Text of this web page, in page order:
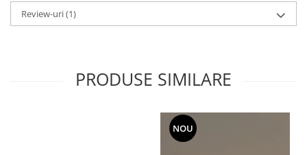
Review-uri(1)
PRODUSE SIMILARE
NOU